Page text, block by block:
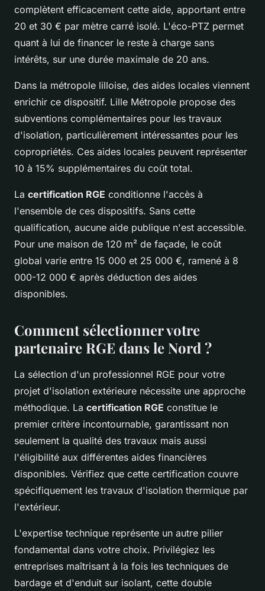
complètent efficacement cette aide, apportant entre
20 et 30 € par mètre carré isolé. L'éco-PTZ permet
quant à lui de financer le reste à charge sans
intérêts, sur une durée maximale de 20 ans.
Dans la métropole lilloise, des aides locales viennent
enrichir ce dispositif. Lille Métropole propose des
subventions complémentaires pour les travaux
d'isolation, particulièrement intéressantes pour les
copropriétés. Ces aides locales peuvent représenter
10 à 15% supplémentaires du coût total.
La certification RGE conditionne l'accès à
l'ensemble de ces dispositifs. Sans cette
qualification, aucune aide publique n'est accessible.
Pour une maison de 120 m² de façade, le coût
global varie entre 15 000 et 25 000 €, ramené à 8
000-12 000 € après déduction des aides
disponibles.
Comment sélectionner votre
partenaire RGE dans le Nord ?
La sélection d'un professionnel RGE pour votre
projet d'isolation extérieure nécessite une approche
méthodique. La certification RGE constitue le
premier critère incontournable, garantissant non
seulement la qualité des travaux mais aussi
l'éligibilité aux différentes aides financières
disponibles. Vérifiez que cette certification couvre
spécifiquement les travaux d'isolation thermique par
l'extérieur.
L'expertise technique représente un autre pilier
fondamental dans votre choix. Privilégiez les
entreprises maîtrisant à la fois les techniques de
bardage et d'enduit sur isolant, cette double